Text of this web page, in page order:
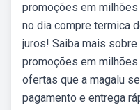
promoções em
no dia compre termica
juros! Saiba mais
promoções em
ofertas que a magalu
pagamento e entrega